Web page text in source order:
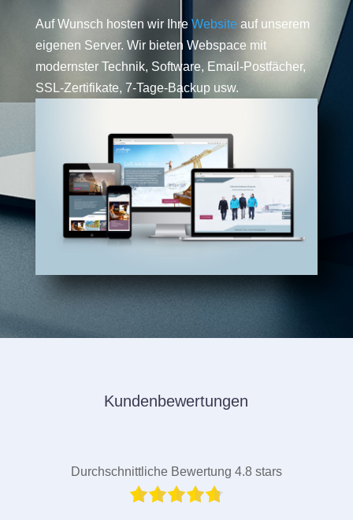
Auf Wunsch hosten wir Ihre Website auf unserem
eigenen Server. Wir bieten Webspace mit
modernster Technik, Software, Email-Postfächer,
SSL-Zertifikate, 7-Tage-Backup usw.
Kundenbewertungen
Durchschnittliche Bewertung 4.8 stars